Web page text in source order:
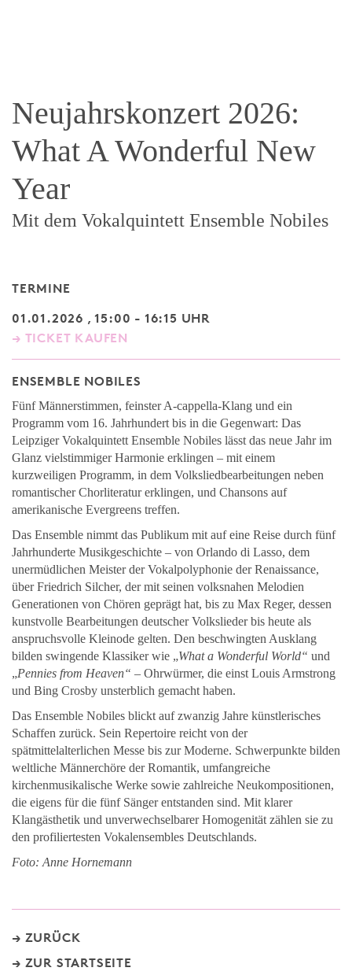
Neujahrskonzert 2026:
What A Wonderful New
Year
Mit dem Vokalquintett Ensemble Nobiles
TERMINE
01.01.2026 , 15:00 - 16:15 UHR
→ TICKET KAUFEN
ENSEMBLE NOBILES
Fünf Männerstimmen, feinster A-cappella-Klang und ein
Programm vom 16. Jahrhundert bis in die Gegenwart: Das
Leipziger Vokalquintett Ensemble Nobiles lässt das neue Jahr im
Glanz vielstimmiger Harmonie erklingen – mit einem
kurzweiligen Programm, in dem Volksliedbearbeitungen neben
romantischer Chorliteratur erklingen, und Chansons auf
amerikanische Evergreens treffen.
Das Ensemble nimmt das Publikum mit auf eine Reise durch fünf
Jahrhunderte Musikgeschichte – von Orlando di Lasso, dem
unermüdlichen Meister der Vokalpolyphonie der Renaissance,
über Friedrich Silcher, der mit seinen volksnahen Melodien
Generationen von Chören geprägt hat, bis zu Max Reger, dessen
kunstvolle Bearbeitungen deutscher Volkslieder bis heute als
anspruchsvolle Kleinode gelten. Den beschwingten Ausklang
bilden swingende Klassiker wie „What a Wonderful World“ und
„Pennies from Heaven“ – Ohrwürmer, die einst Louis Armstrong
und Bing Crosby unsterblich gemacht haben.
Das Ensemble Nobiles blickt auf zwanzig Jahre künstlerisches
Schaffen zurück. Sein Repertoire reicht von der
spätmittelalterlichen Messe bis zur Moderne. Schwerpunkte bilden
weltliche Männerchöre der Romantik, umfangreiche
kirchenmusikalische Werke sowie zahlreiche Neukompositionen,
die eigens für die fünf Sänger entstanden sind. Mit klarer
Klangästhetik und unverwechselbarer Homogenität zählen sie zu
den profiliertesten Vokalensembles Deutschlands.
Foto: Anne Hornemann
ZURÜCK
ZUR STARTSEITE